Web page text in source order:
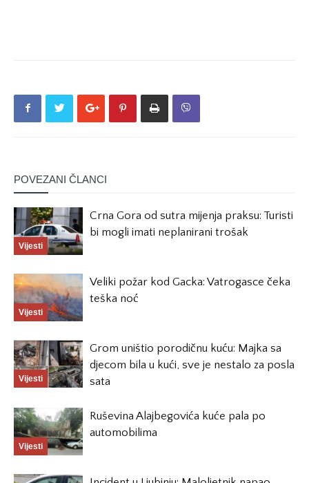
POVEZANI ČLANCI
Vijesti
Crna Gora od sutra mijenja praksu: Turisti
bi mogli imati neplanirani trošak
Vijesti
Veliki požar kod Gacka: Vatrogasce čeka
teška noć
Vijesti
Grom uništio porodičnu kuću: Majka sa
djecom bila u kući, sve je nestalo za posla
sata
Vijesti
Ruševina Alajbegovića kuće pala po
automobilima